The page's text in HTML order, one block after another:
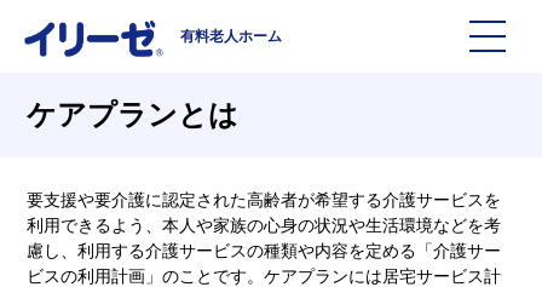
有料老人ホーム
施設を探す
イリーゼについて
入居までの流れ
ケアプランとは
要支援や要介護に認定された高齢者が希望する介護サービスを
利用できるよう、本人や家族の心身の状況や生活環境などを考
慮し、利用する介護サービスの種類や内容を定める「介護サー
ビスの利用計画」のことです。ケアプランには居宅サービス計